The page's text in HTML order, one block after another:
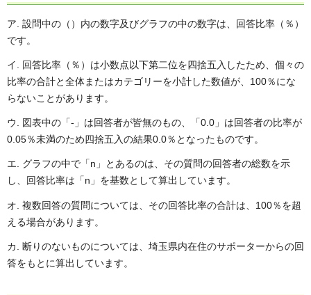
ア. 設問中の（）内の数字及びグラフの中の数字は、回答⽐率（％）
です。
イ. 回答⽐率（％）は⼩数点以下第⼆位を四捨五⼊したため、個々の
⽐率の合計と全体またはカテゴリーを⼩計した数値が、100％にな
らないことがあります。
ウ. 図表中の「-」は回答者が皆無のもの、「0.0」は回答者の⽐率が
0.05％未満のため四捨五⼊の結果0.0％となったものです。
エ. グラフの中で「n」とあるのは、その質問の回答者の総数を⽰
し、回答⽐率は「n」を基数として算出しています。
オ. 複数回答の質問については、その回答⽐率の合計は、100％を超
える場合があります。
カ. 断りのないものについては、埼玉県内在住のサポーターからの回
答をもとに算出しています。